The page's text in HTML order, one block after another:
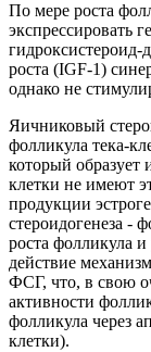
По мере роста
экспрессировать
гидроксистероид-
роста (IGF-1)
однако не
Яичниковый
фолликула тека-
который образует
клетки не имеют
продукции
стероидогенеза -
роста фолликула
действие
ФСГ, что, в свою
активности
фолликула через
клетки).